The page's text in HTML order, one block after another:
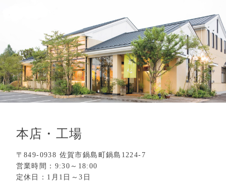
本店・工場
〒849-0938 佐賀市鍋島町鍋島1224-7
営業時間：9:30～18:00
定休日：1月1日～3日